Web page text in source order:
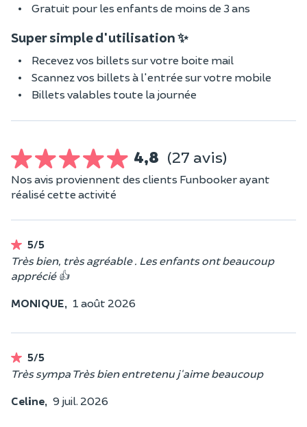
Gratuit pour les enfants de moins de 3 ans
Super simple d'utilisation ✨
Recevez vos billets sur votre boite mail
Scannez vos billets à l'entrée sur votre mobile
Billets valables toute la journée
4,8 (27 avis)
Nos avis proviennent des clients Funbooker ayant
réalisé cette activité
5/5
Très bien, très agréable . Les enfants ont beaucoup
apprécié 👍
MONIQUE, 1 août 2026
5/5
Très sympa Très bien entretenu j'aime beaucoup
Celine, 9 juil. 2026